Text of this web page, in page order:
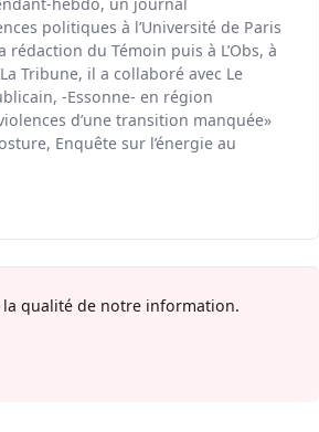
politiques à l’Université de Paris
du Témoin puis à L’Obs, à
Tribune, il a collaboré avec Le
-Essonne- en région
d’une transition manquée»
Enquête sur l’énergie au
la qualité de notre information.